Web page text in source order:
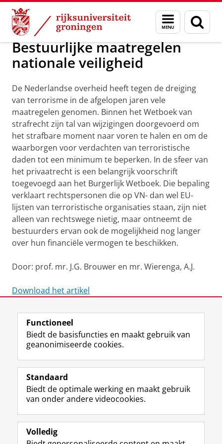
Skip
Content
Skip
Navigation
Menu
en
zoeken
Centrum voor Openbare Orde en
Bestuurlijke maatregelen
nationale veiligheid
De Nederlandse overheid heeft tegen de dreiging
van terrorisme in de afgelopen jaren vele
maatregelen genomen. Binnen het Wetboek van
strafrecht zijn tal van wijzigingen doorgevoerd om
het strafbare moment naar voren te halen en om de
waarborgen voor verdachten van terroristische
daden tot een minimum te beperken. In de sfeer van
het privaatrecht is een belangrijk voorschrift
toegevoegd aan het Burgerlijk Wetboek. Die bepaling
verklaart rechtspersonen die op VN- dan wel EU-
lijsten van terroristische organisaties staan, zijn niet
alleen van rechtswege nietig, maar ontneemt de
bestuurders ervan ook de mogelijkheid nog langer
over hun financiële vermogen te beschikken.
Door: prof. mr. J.G. Brouwer en mr. Wierenga, A.J.
Download het artikel
Laatst gewijzigd: 25 mei 2021 11:08
Volg de RUG
F
a
e
b
o
p
L
i
k
e
I
-
R
S
-
f
e
R
I
n
t
r
m
Y
o
T
e
k
Studiekiezers
Alumni
Functioneel
Biedt de basisfuncties en maakt gebruik van
geanonimiseerde cookies.
Standaard
Biedt de optimale werking en maakt gebruik
van onder andere videocookies.
Volledig